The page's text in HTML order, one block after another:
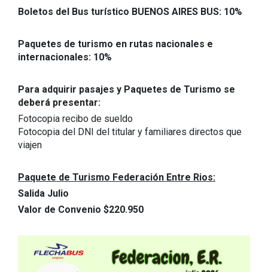
Boletos del Bus turístico BUENOS AIRES BUS: 10%
Paquetes de turismo en rutas nacionales e
internacionales: 10%
Para adquirir pasajes y Paquetes de Turismo se
deberá presentar:
Fotocopia recibo de sueldo
Fotocopia del DNI del titular y familiares directos que
viajen
Paquete de Turismo Federación Entre Rios:
Salida Julio
Valor de Convenio $220.950